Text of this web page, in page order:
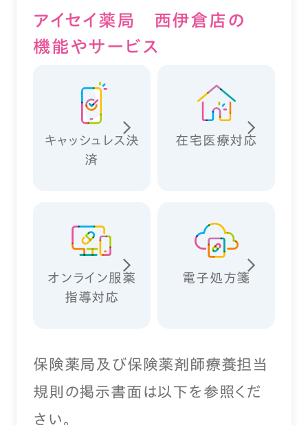
アイセイ薬局 西伊倉店の
機能やサービス
キャッシュレス決
済
在宅医療対応
オンライン服薬
指導対応
電子処方箋
保険薬局及び保険薬剤師療養担当
規則の掲示書面は以下を参照くだ
さい。